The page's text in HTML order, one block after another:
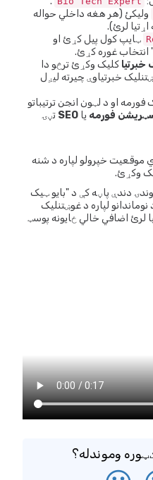
ولیکئ (هر هغه داخلي حواله
لرئ).
ټایپ کول پیل کړئ او
انتخاب غوره کړئ.
خبرتیا کلیک وکړئ ترڅو دا
خبرتیاوې چیرته لیږل
او د لټون انجن ترتیباتو
فورمه یا SEO تڼۍ
موقعیت خپرولو لپاره د شنه
وکړئ.
دندې پاڼه کې د "بایو ټیک
لپاره د غوښتنلیک
لرئ اضافي خالي ځایونه پوسټ
وموندله؟